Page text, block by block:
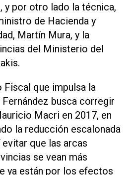
y por otro lado la técnica,
de Hacienda y
Martín Mura, y la
del Ministerio del
Fiscal que impulsa la
busca corregir
Macri en 2017, en
la reducción escalonada
que las arcas
se vean más
ya están por los efectos